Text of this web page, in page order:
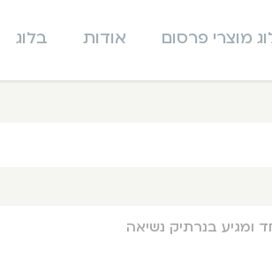
מוצרי פרסום אודות בלוג
ומגיע בנרתיק נשיאה